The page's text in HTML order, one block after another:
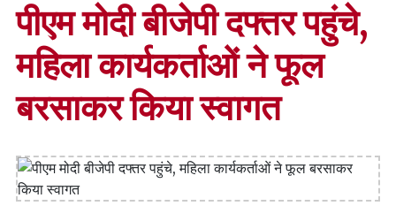
पीएम मोदी बीजेपी दफ्तर पहुंचे,
महिला कार्यकर्ताओं ने फूल
बरसाकर किया स्वागत